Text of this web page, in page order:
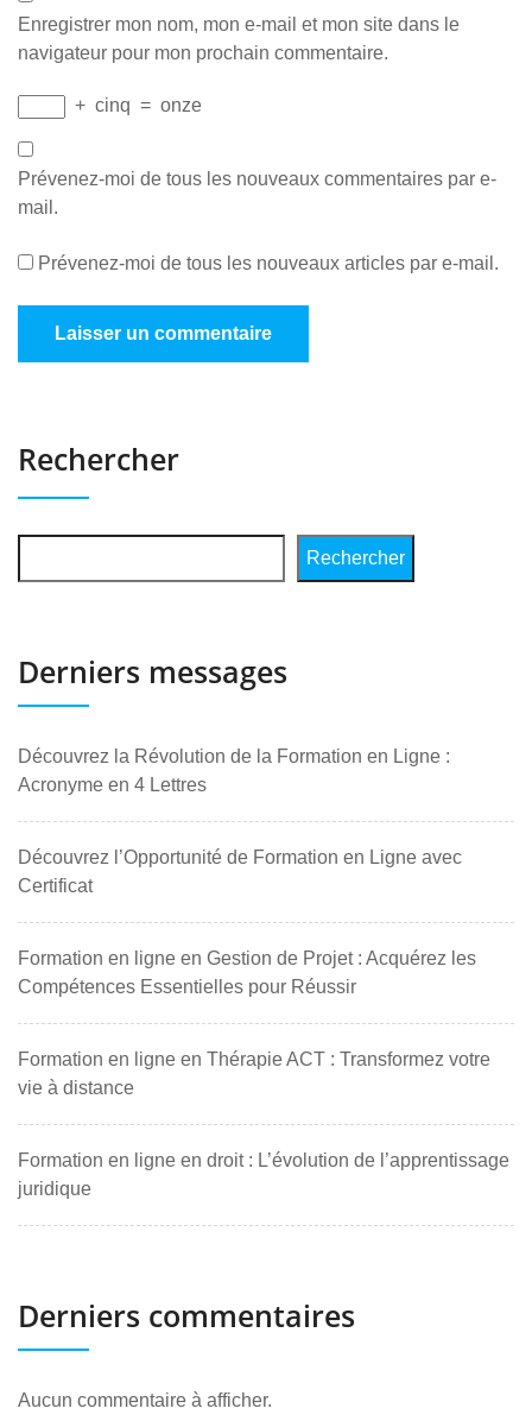
Enregistrer mon nom, mon e-mail et mon site dans le
navigateur pour mon prochain commentaire.
+ cinq = onze
Prévenez-moi de tous les nouveaux commentaires par e-
mail.
Prévenez-moi de tous les nouveaux articles par e-mail.
Rechercher
Rechercher
Derniers messages
Découvrez la Révolution de la Formation en Ligne :
Acronyme en 4 Lettres
Découvrez l’Opportunité de Formation en Ligne avec
Certificat
Formation en ligne en Gestion de Projet : Acquérez les
Compétences Essentielles pour Réussir
Formation en ligne en Thérapie ACT : Transformez votre
vie à distance
Formation en ligne en droit : L’évolution de l’apprentissage
juridique
Derniers commentaires
Aucun commentaire à afficher.